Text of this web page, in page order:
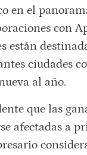
en el
con
están
ciudades
al año.
que las
afectadas a